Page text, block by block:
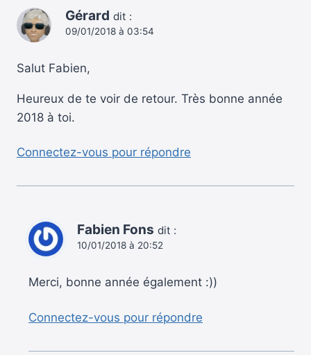
Gérard dit :
09/01/2018 à 03:54
Salut Fabien,
Heureux de te voir de retour. Très bonne année
2018 à toi.
Connectez-vous pour répondre
Fabien Fons dit :
10/01/2018 à 20:52
Merci, bonne année également :))
Connectez-vous pour répondre